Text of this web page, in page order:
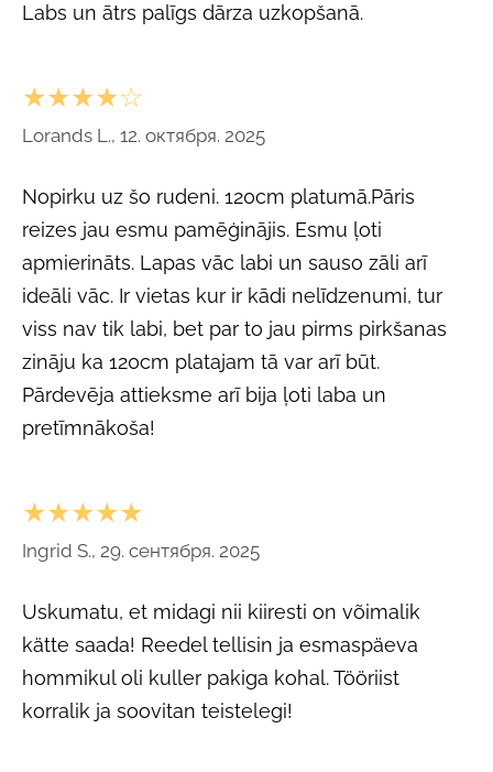
Labs un ātrs palīgs dārza uzkopšanā.
★★★★☆
Lorands L., 12. октября. 2025
Nopirku uz šo rudeni. 120cm platumā.Pāris
reizes jau esmu pamēģinājis. Esmu ļoti
apmierināts. Lapas vāc labi un sauso zāli arī
ideāli vāc. Ir vietas kur ir kādi nelīdzenumi, tur
viss nav tik labi, bet par to jau pirms pirkšanas
zināju ka 120cm platajam tā var arī būt.
Pārdevēja attieksme arī bija ļoti laba un
pretīmnākoša!
★★★★★
Ingrid S., 29. сентября. 2025
Uskumatu, et midagi nii kiiresti on võimalik
kätte saada! Reedel tellisin ja esmaspäeva
hommikul oli kuller pakiga kohal. Tööriist
korralik ja soovitan teistelegi!